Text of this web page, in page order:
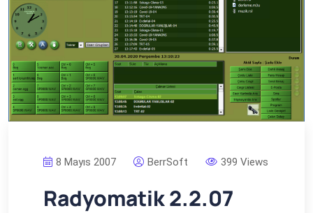
8 Mayıs 2007 BerrSoft 399 Views
Radyomatik 2.2.07